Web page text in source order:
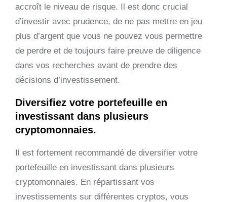
accroît le niveau de risque. Il est donc crucial
d’investir avec prudence, de ne pas mettre en jeu
plus d’argent que vous ne pouvez vous permettre
de perdre et de toujours faire preuve de diligence
dans vos recherches avant de prendre des
décisions d’investissement.
Diversifiez votre portefeuille en
investissant dans plusieurs
cryptomonnaies.
Il est fortement recommandé de diversifier votre
portefeuille en investissant dans plusieurs
cryptomonnaies. En répartissant vos
investissements sur différentes cryptos, vous